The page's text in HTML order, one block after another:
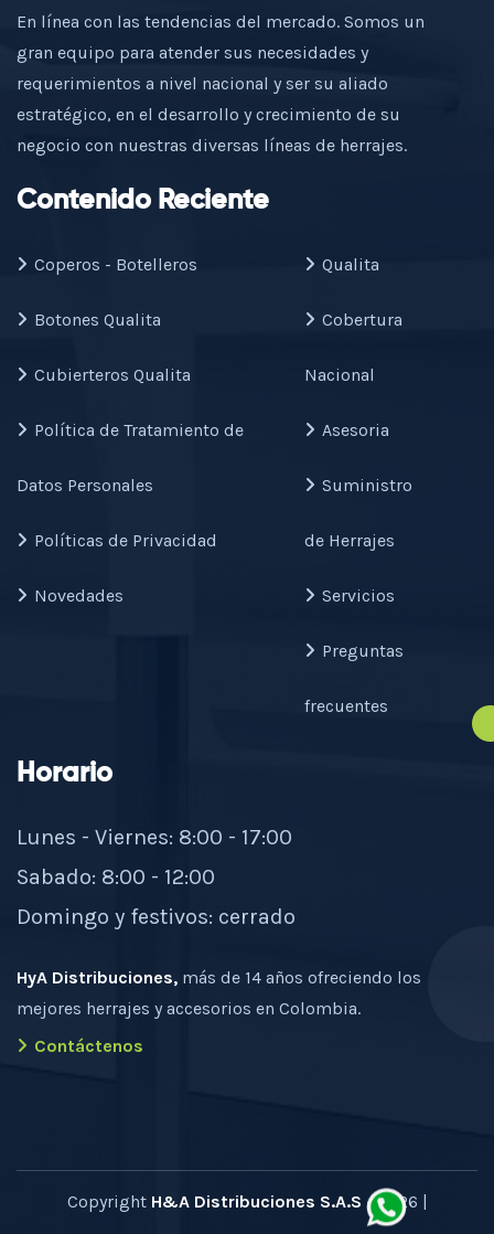
En línea con las tendencias del mercado. Somos un
gran equipo para atender sus necesidades y
requerimientos a nivel nacional y ser su aliado
estratégico, en el desarrollo y crecimiento de su
negocio con nuestras diversas líneas de herrajes.
Contenido Reciente
Coperos - Botelleros
Botones Qualita
Cubierteros Qualita
Política de Tratamiento de
Datos Personales
Políticas de Privacidad
Novedades
Qualita
Cobertura
Nacional
Asesoria
Suministro
de Herrajes
Servicios
Preguntas
frecuentes
Horario
Lunes - Viernes: 8:00 - 17:00
Sabado: 8:00 - 12:00
Domingo y festivos: cerrado
HyA Distribuciones, más de 14 años ofreciendo los
mejores herrajes y accesorios en Colombia.
Contáctenos
Copyright H&A Distribuciones S.A.S - 2026 |